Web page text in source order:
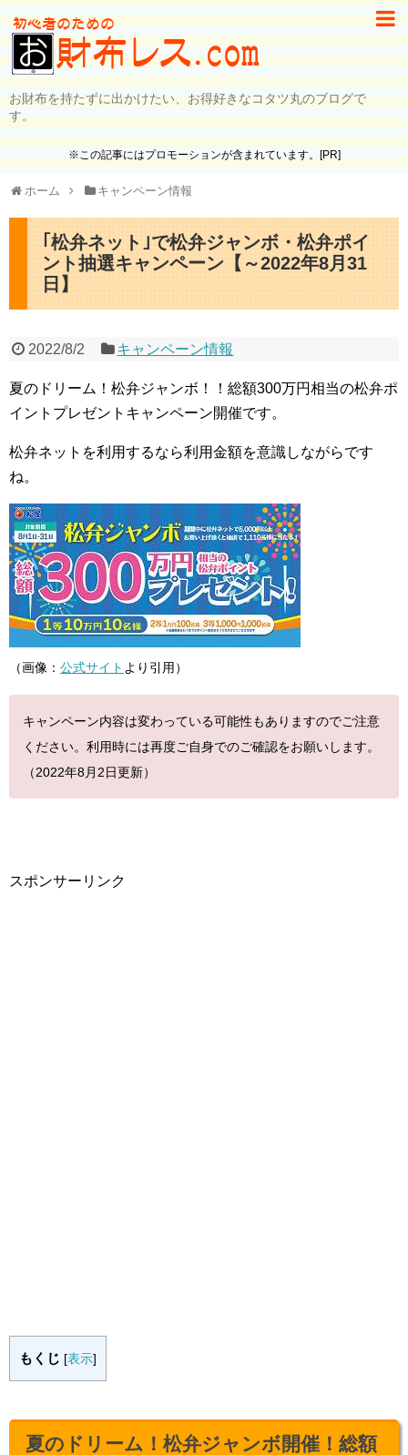
お財布を持たずに出かけたい、お得好きなコタツ丸のブログで
す。
※この記事にはプロモーションが含まれています。[PR]
ホーム キャンペーン情報
｢松弁ネット｣で松弁ジャンボ・松弁ポイ
ント抽選キャンペーン【～2022年8月31
日】
2022/8/2 キャンペーン情報
夏のドリーム！松弁ジャンボ！！総額300万円相当の松弁ポ
イントプレゼントキャンペーン開催です。
松弁ネットを利用するなら利用金額を意識しながらです
ね。
（画像： 公式サイト より引用）
キャンペーン内容は変わっている可能性もありますのでご注意
ください。利用時には再度ご自身でのご確認をお願いします。
（2022年8月2日更新）
スポンサーリンク
もくじ [表示]
夏のドリーム！松弁ジャンボ開催！総額